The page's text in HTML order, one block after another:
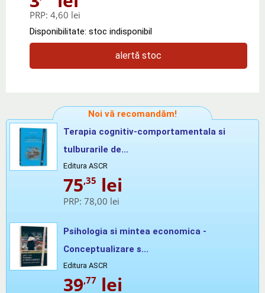
PRP: 4,60 lei
Disponibilitate: stoc indisponibil
alertă stoc
Noi vă recomandăm!
Terapia cognitiv-comportamentala si
tulburarile de...
Editura ASCR
75,35 lei
PRP: 78,00 lei
Psihologia si mintea economica -
Conceptualizare s...
Editura ASCR
39,77 lei